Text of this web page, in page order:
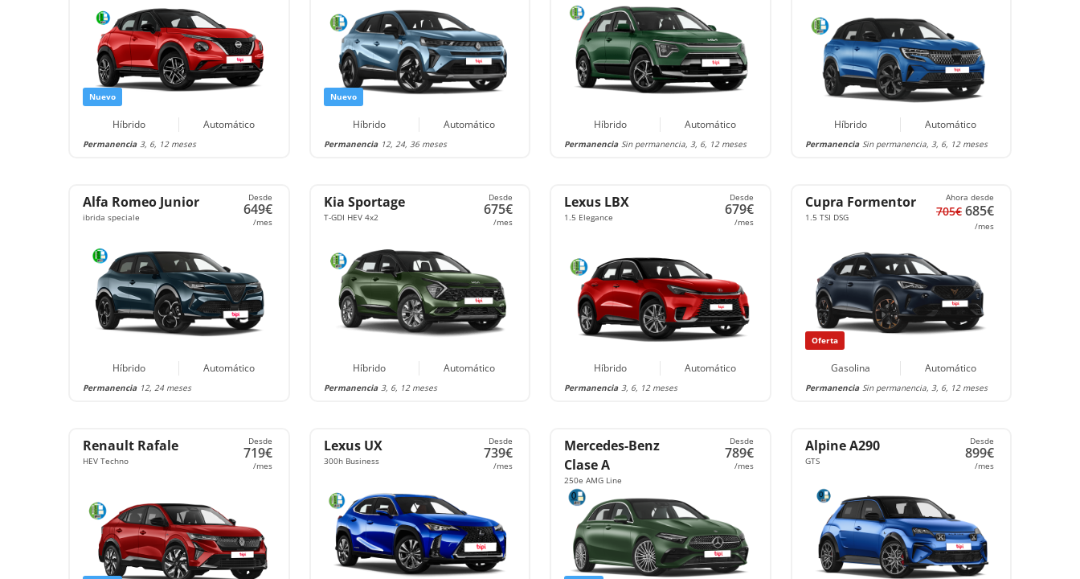
Nuevo
Híbrido Automático
Permanencia 3, 6, 12 meses
Nuevo
Híbrido Automático
Permanencia 12, 24, 36 meses
Híbrido Automático
Permanencia Sin permanencia, 3, 6, 12 meses
Híbrido Automático
Permanencia Sin permanencia, 3, 6, 12 meses
Alfa Romeo Junior
ibrida speciale
Desde
649€
/mes
Híbrido Automático
Permanencia 12, 24 meses
Kia Sportage
T-GDI HEV 4x2
Desde
675€
/mes
Híbrido Automático
Permanencia 3, 6, 12 meses
Lexus LBX
1.5 Elegance
Desde
679€
/mes
Híbrido Automático
Permanencia 3, 6, 12 meses
Cupra Formentor
1.5 TSI DSG
Ahora desde
705€ 685€
/mes
Oferta
Gasolina Automático
Permanencia Sin permanencia, 3, 6, 12 meses
Renault Rafale
HEV Techno
Desde
719€
/mes
Lexus UX
300h Business
Desde
739€
/mes
Mercedes-Benz
Clase A
250e AMG Line
Desde
789€
/mes
Alpine A290
GTS
Desde
899€
/mes